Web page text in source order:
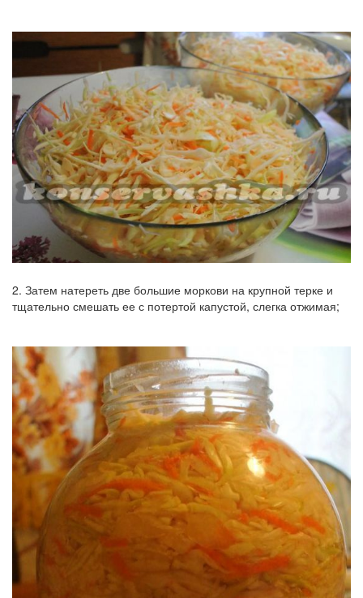
2. Затем натереть две большие моркови на крупной терке и
тщательно смешать ее с потертой капустой, слегка отжимая;